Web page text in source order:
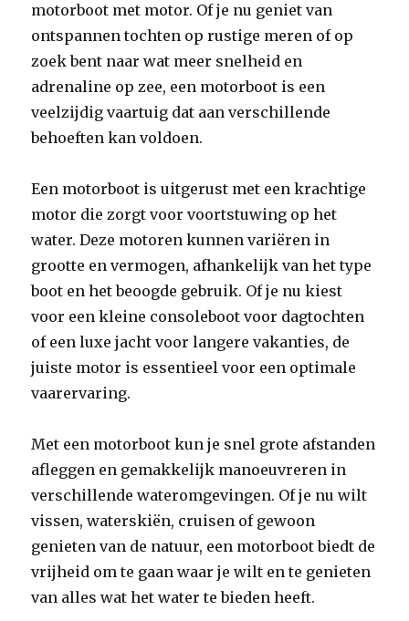
motorboot met motor. Of je nu geniet van
ontspannen tochten op rustige meren of op
zoek bent naar wat meer snelheid en
adrenaline op zee, een motorboot is een
veelzijdig vaartuig dat aan verschillende
behoeften kan voldoen.
Een motorboot is uitgerust met een krachtige
motor die zorgt voor voortstuwing op het
water. Deze motoren kunnen variëren in
grootte en vermogen, afhankelijk van het type
boot en het beoogde gebruik. Of je nu kiest
voor een kleine consoleboot voor dagtochten
of een luxe jacht voor langere vakanties, de
juiste motor is essentieel voor een optimale
vaarervaring.
Met een motorboot kun je snel grote afstanden
afleggen en gemakkelijk manoeuvreren in
verschillende wateromgevingen. Of je nu wilt
vissen, waterskiën, cruisen of gewoon
genieten van de natuur, een motorboot biedt de
vrijheid om te gaan waar je wilt en te genieten
van alles wat het water te bieden heeft.